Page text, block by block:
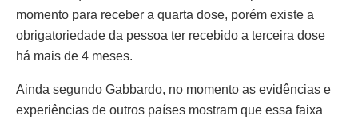
momento para receber a quarta dose, porém existe a
obrigatoriedade da pessoa ter recebido a terceira dose
há mais de 4 meses.
Ainda segundo Gabbardo, no momento as evidências e
experiências de outros países mostram que essa faixa